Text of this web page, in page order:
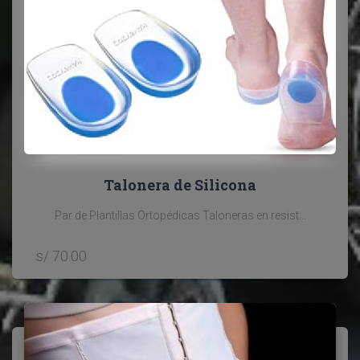
Talonera de Silicona
Par de Plantillas Ortopédicas Taloneras en resist...
s/ 70.00